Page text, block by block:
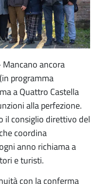
ancora
programma
a Quattro Castella
alla perfezione.
il consiglio direttivo del
coordina
anno richiama a
e turisti.
con la conferma